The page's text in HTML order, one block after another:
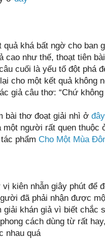
quả khá bất ngờ cho ban
cao như thế, thoạt tiên
cuối là yếu tố đột phá
cho một kết quả không
giả câu thơ: “Chứ
bài thơ đoạt giải nhì ở đây
một người rất quen
phẩm Cho Một Mùa
kiên nhẫn giây phút để
đã phải nhận được
giải khán giả vì biết chắc
cách dùng từ rất
nhau quá